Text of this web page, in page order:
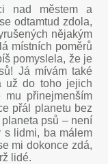
nad městem a
odtamtud zdola,
nějakým
místních poměrů
pomyslela, že je
Já mívám také
už do toho jejich
přinejmenším
přál planetu bez
psů – není
s lidmi, ba málem
mi dokonce zdá,
lidé.